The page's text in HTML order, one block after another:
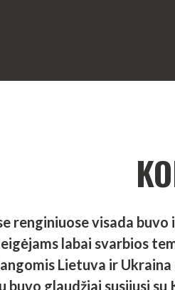
renginiuose visada
labai svarbios
Lietuva ir
glaudžiai susijusi